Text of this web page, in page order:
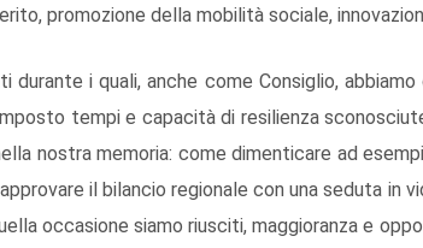
promozione della mobilità sociale,
i quali, anche come Consiglio,
tempi e capacità di resilienza
nostra memoria: come dimenticare ad
il bilancio regionale con una seduta in
occasione siamo riusciti, maggioranza e